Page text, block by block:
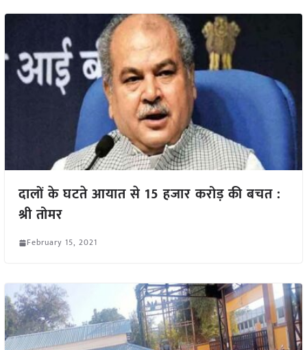
दालों के घटते आयात से 15 हजार करोड़ की बचत :
श्री तोमर
February 15, 2021